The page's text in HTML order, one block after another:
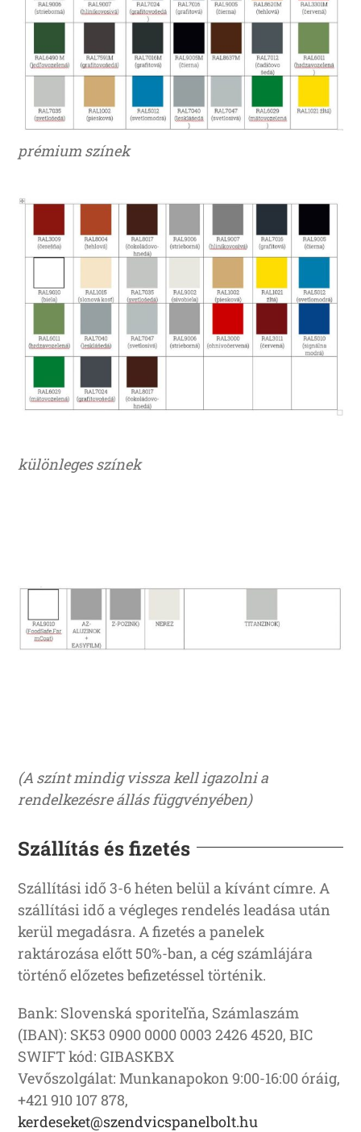
prémium színek
különleges színek
(A színt mindig vissza kell igazolni a
rendelkezésre állás függvényében)
Szállítás és fizetés
Szállítási idő 3-6 héten belül a kívánt címre. A
szállítási idő a végleges rendelés leadása után
kerül megadásra. A fizetés a panelek
raktározása előtt 50%-ban, a cég számlájára
történő előzetes befizetéssel történik.
Bank: Slovenská sporiteľňa, Számlaszám
(IBAN): SK53 0900 0000 0003 2426 4520, BIC
SWIFT kód: GIBASKBX
Vevőszolgálat: Munkanapokon 9:00-16:00 óráig,
+421 910 107 878,
kerdeseket@szendvicspanelbolt.hu